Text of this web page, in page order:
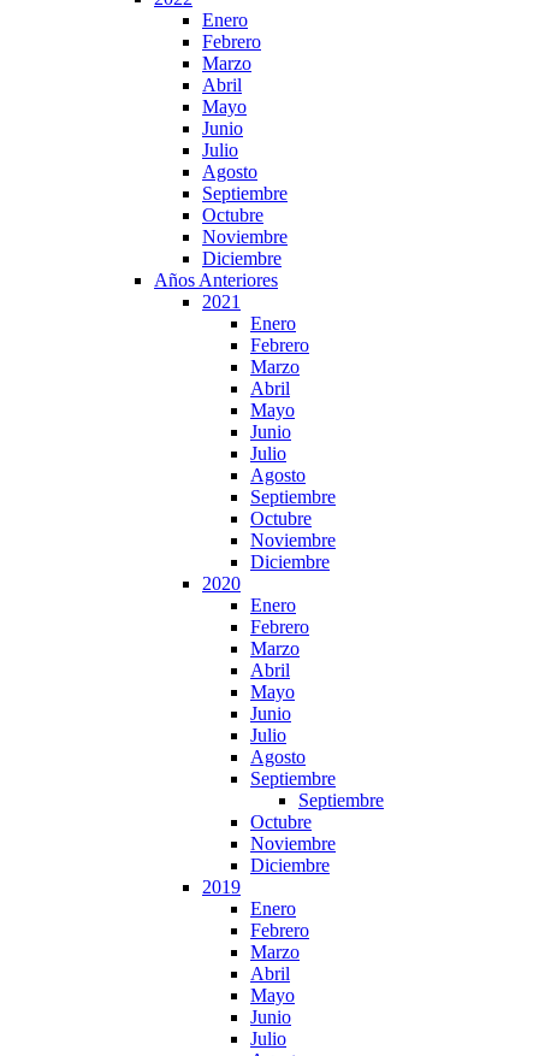
Enero
Febrero
Marzo
Abril
Mayo
Junio
Julio
Agosto
Septiembre
Octubre
Noviembre
Diciembre
Años Anteriores
2021
Enero
Febrero
Marzo
Abril
Mayo
Junio
Julio
Agosto
Septiembre
Octubre
Noviembre
Diciembre
2020
Enero
Febrero
Marzo
Abril
Mayo
Junio
Julio
Agosto
Septiembre
Septiembre
Octubre
Noviembre
Diciembre
2019
Enero
Febrero
Marzo
Abril
Mayo
Junio
Julio